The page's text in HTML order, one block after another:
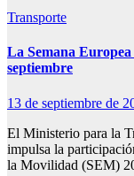
Transporte
La Semana
septiembre
13 de septiembre de
El Ministerio para la
impulsa la
la Movilidad (SEM)